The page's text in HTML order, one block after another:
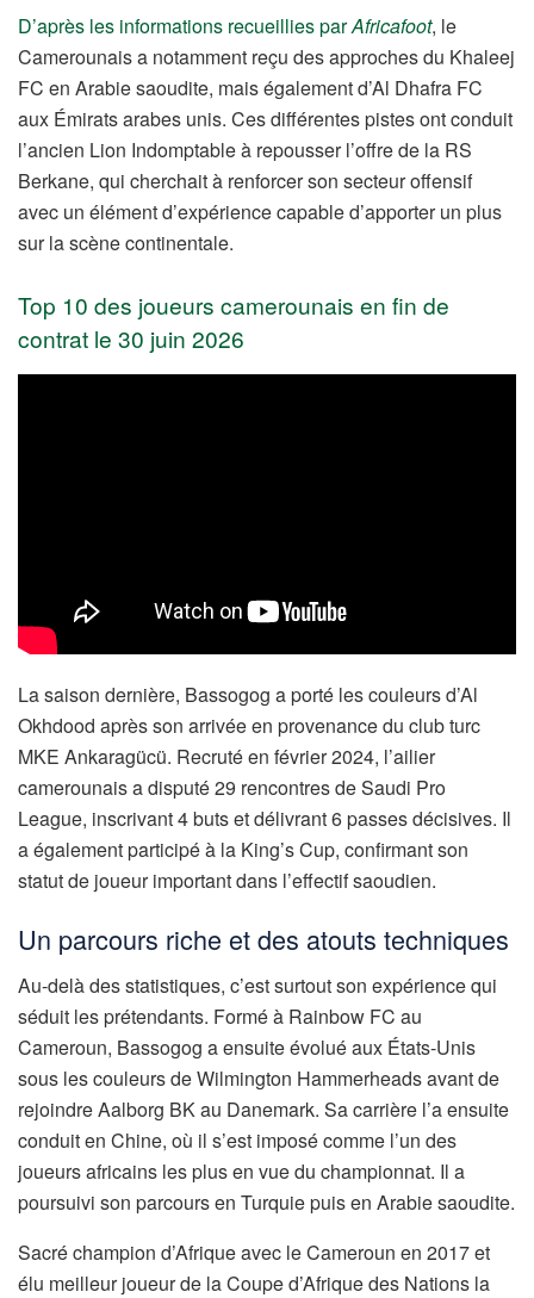
D’après les informations recueillies parAfricafoot, le
Camerounais a notamment reçu des approches du Khaleej
FC en Arabie saoudite, mais également d’Al Dhafra FC
aux Émirats arabes unis. Ces différentes pistes ont conduit
l’ancien Lion Indomptable à repousser l’offre de la RS
Berkane, qui cherchait à renforcer son secteur offensif
avec un élément d’expérience capable d’apporter un plus
sur la scène continentale.
Top 10 des joueurs camerounais en fin de
contrat le 30 juin 2026
La saison dernière, Bassogog a porté les couleurs d’Al
Okhdood après son arrivée en provenance du club turc
MKE Ankaragücü. Recruté en février 2024, l’ailier
camerounais a disputé 29 rencontres de Saudi Pro
League, inscrivant 4 buts et délivrant 6 passes décisives. Il
a également participé à la King’s Cup, confirmant son
statut de joueur important dans l’effectif saoudien.
Un parcours riche et des atouts techniques
Au-delà des statistiques, c’est surtout son expérience qui
séduit les prétendants. Formé à Rainbow FC au
Cameroun, Bassogog a ensuite évolué aux États-Unis
sous les couleurs de Wilmington Hammerheads avant de
rejoindre Aalborg BK au Danemark. Sa carrière l’a ensuite
conduit en Chine, où il s’est imposé comme l’un des
joueurs africains les plus en vue du championnat. Il a
poursuivi son parcours en Turquie puis en Arabie saoudite.
Sacré champion d’Afrique avec le Cameroun en 2017 et
élu meilleur joueur de la Coupe d’Afrique des Nations la